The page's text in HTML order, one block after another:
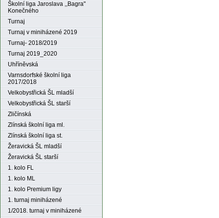
Školní liga Jaroslava ,,Bagra"
Konečného
Turnaj
Turnaj v miniházené 2019
Turnaj- 2018/2019
Turnaj 2019_2020
Uhříněvská
Varnsdorfské školní liga
2017/2018
Velkobystřická ŠL mladší
Velkobystřická ŠL starší
Zličínská
Zlínská školní liga ml.
Zlínská školní liga st.
Žeravická ŠL mladší
Žeravická ŠL starší
1. kolo FL
1. kolo ML
1. kolo Premium ligy
1. turnaj miniházené
1/2018. turnaj v miniházené